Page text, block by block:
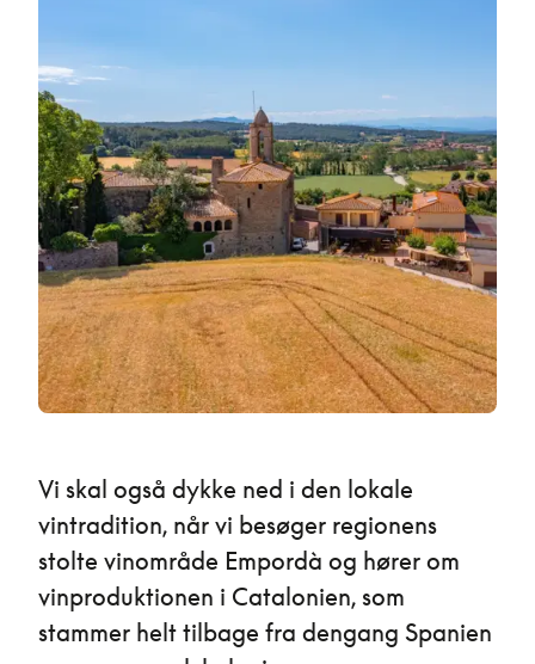
Vi skal også dykke ned i den lokale
vintradition, når vi besøger regionens
stolte vinområde Empordà og hører om
vinproduktionen i Catalonien, som
stammer helt tilbage fra dengang Spanien